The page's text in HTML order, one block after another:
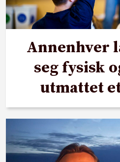
Annenhver
seg fysisk
utmattet